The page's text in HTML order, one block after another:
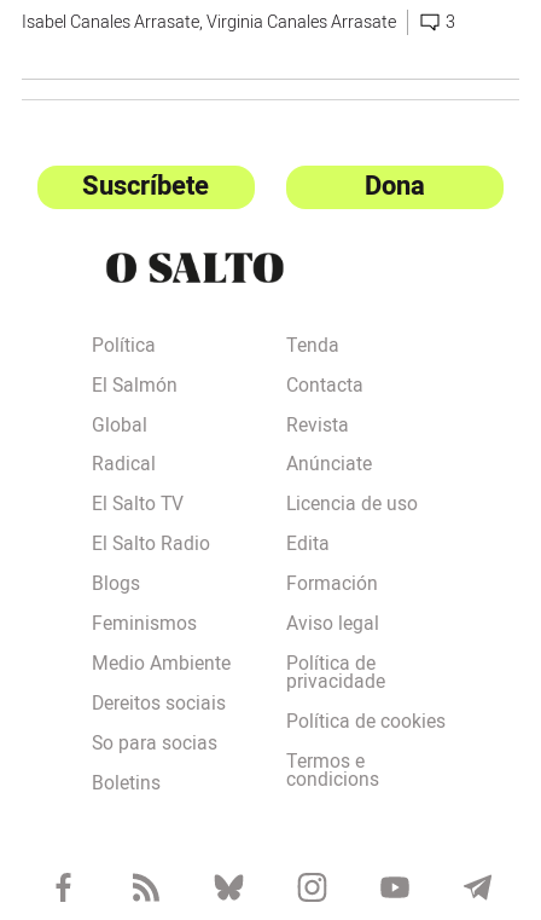
Isabel Canales Arrasate,Virginia Canales Arrasate 3
Suscríbete Dona
Política
El Salmón
Global
Radical
El Salto TV
El Salto Radio
Blogs
Feminismos
Medio Ambiente
Dereitos sociais
So para socias
Boletins
Tenda
Contacta
Revista
Anúnciate
Licencia de uso
Edita
Formación
Aviso legal
Política de
privacidade
Política de cookies
Termos e
condicions